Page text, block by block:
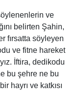
ve
belirten Şahin,
fırsatta söyleyen
ve fitne hareket
İftira, dedikodu
bu şehre ne bu
hayrı ve katkısı